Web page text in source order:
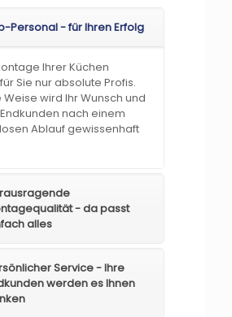
Personal - für Ihren Erfolg
Ihrer Küchen
Sie nur absolute Profis.
Weise wird Ihr Wunsch und
nach einem
Ablauf gewissenhaft
- da passt
alles
Service - Ihre
werden es Ihnen